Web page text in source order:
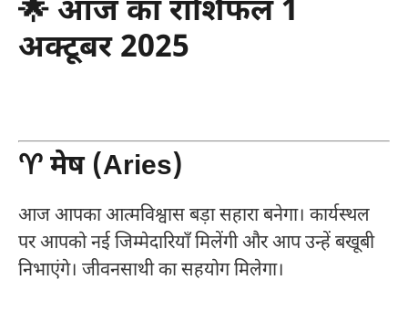
🌟 आज का राशिफल 1
अक्टूबर 2025
♈ मेष (Aries)
आज आपका आत्मविश्वास बड़ा सहारा बनेगा। कार्यस्थल
पर आपको नई जिम्मेदारियाँ मिलेंगी और आप उन्हें बखूबी
निभाएंगे। जीवनसाथी का सहयोग मिलेगा।